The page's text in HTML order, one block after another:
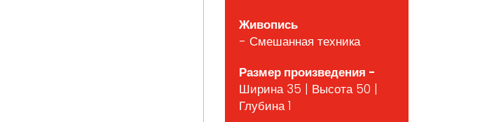
Живопись
- Смешанная техника
Размер произведения -
Ширина 35 | Высота 50 |
Глубина 1